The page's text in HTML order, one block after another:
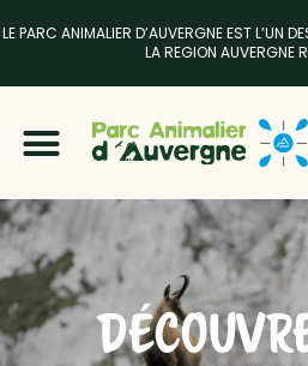
LE PARC ANIMALIER D’AUVERGNE EST L’UN
LA REGION AUVERGNE